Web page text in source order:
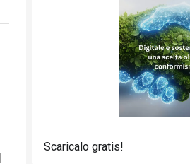
Scaricalo gratis!